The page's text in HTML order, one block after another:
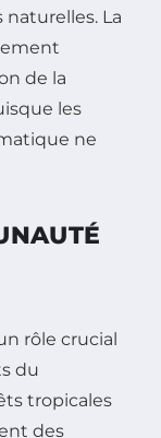
La
de la
les
ne
rôle crucial
du
tropicales
des